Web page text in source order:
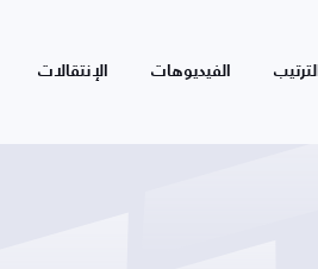
الترتيب الفيديوهات الإنتقالات